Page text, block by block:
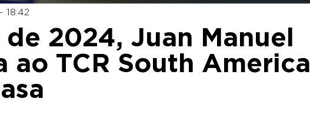
18:42
2024, Juan Manuel
ao TCR South America